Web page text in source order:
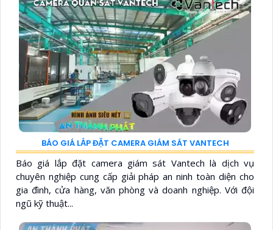
BÁO GIÁ LẮP ĐẶT CAMERA GIÁM SÁT VANTECH
Báo giá lắp đặt camera giám sát Vantech là dịch vụ
chuyên nghiệp cung cấp giải pháp an ninh toàn diện cho
gia đình, cửa hàng, văn phòng và doanh nghiệp. Với đội
ngũ kỹ thuật...